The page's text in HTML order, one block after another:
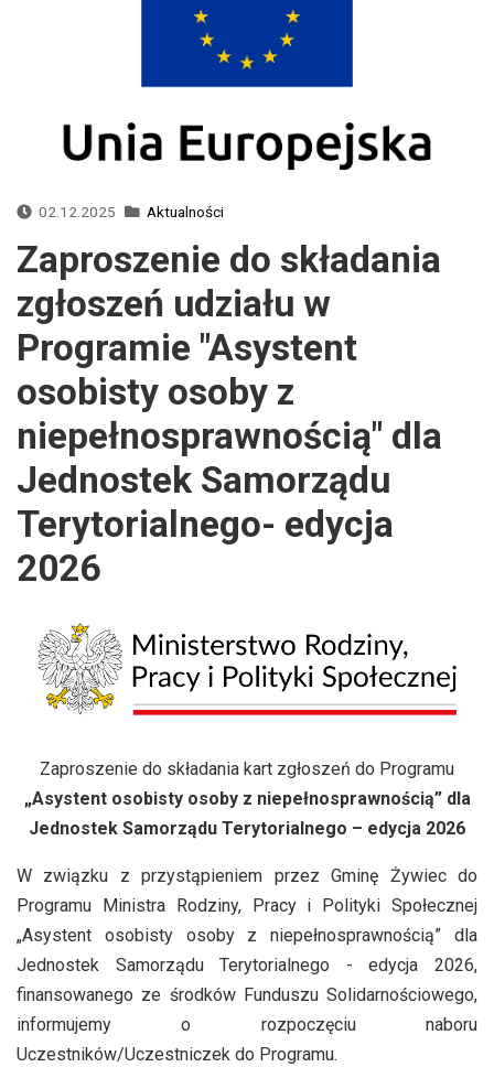
02.12.2025 Aktualności
Zaproszenie do składania
zgłoszeń udziału w
Programie "Asystent
osobisty osoby z
niepełnosprawnością" dla
Jednostek Samorządu
Terytorialnego- edycja
2026
Zaproszenie do składania kart zgłoszeń do Programu
„Asystent osobisty osoby z niepełnosprawnością” dla
Jednostek Samorządu Terytorialnego – edycja 2026
W związku z przystąpieniem przez Gminę Żywiec do
Programu Ministra Rodziny, Pracy i Polityki Społecznej
„Asystent osobisty osoby z niepełnosprawnością” dla
Jednostek Samorządu Terytorialnego - edycja 2026,
finansowanego ze środków Funduszu Solidarnościowego,
informujemy o rozpoczęciu naboru
Uczestników/Uczestniczek do Programu.